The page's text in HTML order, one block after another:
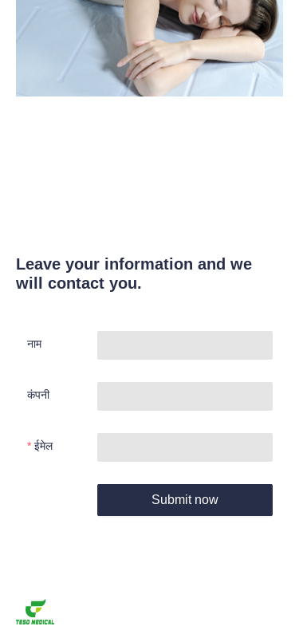
Leave your information and we
will contact you.
नाम
कंपनी
ईमेल
Submit now